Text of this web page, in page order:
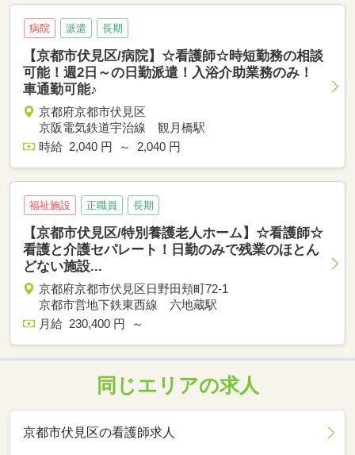
病院 派遣 長期
【京都市伏見区/病院】☆看護師☆時短勤務の相談
可能！週2日～の日勤派遣！入浴介助業務のみ！
車通勤可能♪
京都府京都市伏見区
京阪電気鉄道宇治線 観月橋駅
時給 2,040 円 ～ 2,040 円
福祉施設 正職員 長期
【京都市伏見区/特別養護老人ホーム】☆看護師☆
看護と介護セパレート！日勤のみで残業のほとん
どない施設...
京都府京都市伏見区日野田頬町72-1
京都市営地下鉄東西線 六地蔵駅
月給 230,400 円 ～
同じエリアの求人
京都市伏見区の看護師求人